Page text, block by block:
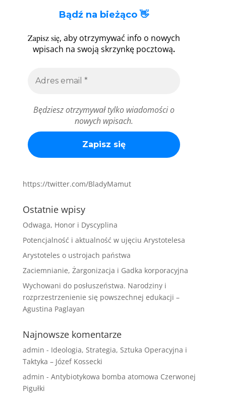
Bądź na bieżąco 👋
Zapisz się, aby otrzymywać info o nowych
wpisach na swoją skrzynkę pocztową.
Będziesz otrzymywał tylko wiadomości o
nowych wpisach.
https://twitter.com/BladyMamut
Ostatnie wpisy
Odwaga, Honor i Dyscyplina
Potencjalność i aktualność w ujęciu Arystotelesa
Arystoteles o ustrojach państwa
Zaciemnianie, Żargonizacja i Gadka korporacyjna
Wychowani do posłuszeństwa. Narodziny i
rozprzestrzenienie się powszechnej edukacji –
Agustina Paglayan
Najnowsze komentarze
admin - Ideologia, Strategia, Sztuka Operacyjna i
Taktyka – Józef Kossecki
admin - Antybiotykowa bomba atomowa Czerwonej
Pigułki